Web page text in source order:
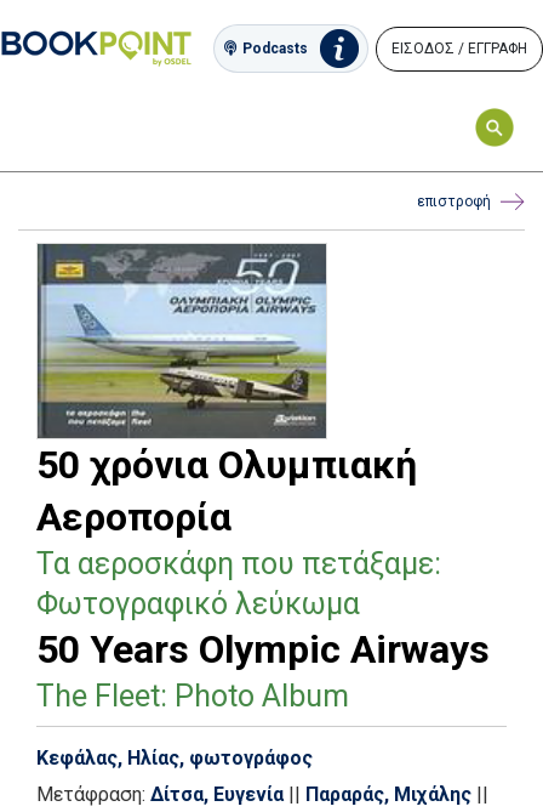
Podcasts ΕΙΣΟΔΟΣ / ΕΓΓΡΑΦΗ
επιστροφή
50 χρόνια Ολυμπιακή
Αεροπορία
Τα αεροσκάφη που πετάξαμε:
Φωτογραφικό λεύκωμα
50 Years Olympic Airways
The Fleet: Photo Album
Κεφάλας, Ηλίας, φωτογράφος
Μετάφραση: Δίτσα, Ευγενία Παραράς, Μιχάλης